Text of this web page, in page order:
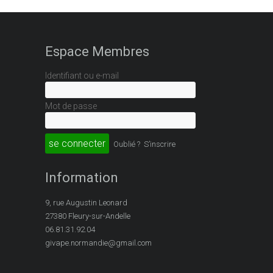
Espace Membres
Identifiant ou e-mail
Mot de passe
Oublié ? S’inscrire
Information
9, rue Augustin Leonard
27380 Fleury-sur-Andelle
06.81.31.92.04
givape.normandie@gmail.com